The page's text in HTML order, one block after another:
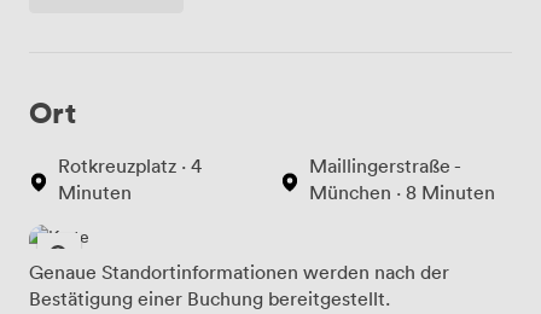
Ort
Rotkreuzplatz · 4
Minuten
Maillingerstraße -
München · 8 Minuten
Genaue Standortinformationen werden nach der
Bestätigung einer Buchung bereitgestellt.